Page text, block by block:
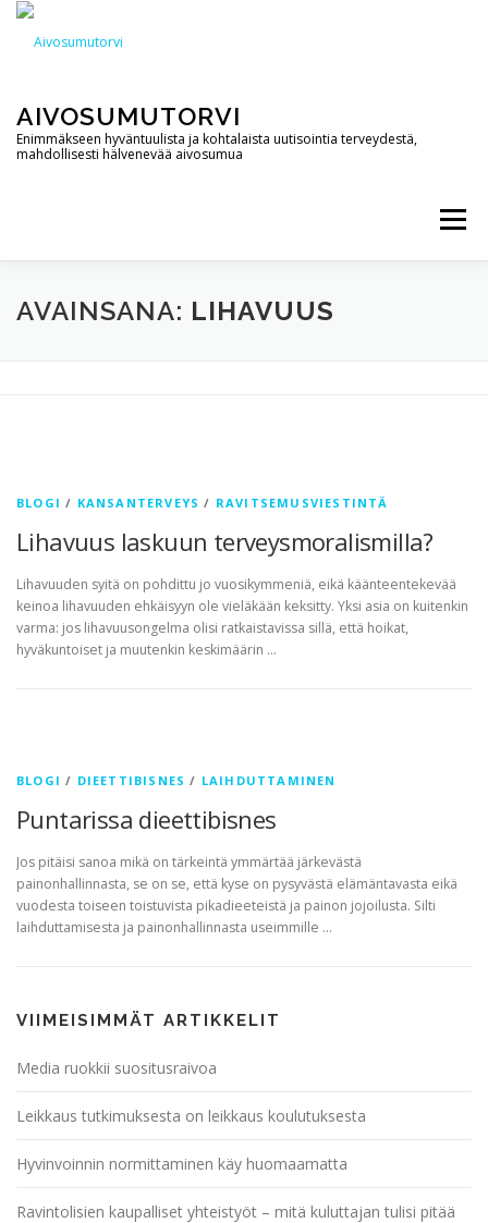
Siirry
AIVOSUMUTORVI
Enimmäkseen hyväntuulista ja kohtalaista uutisointia terveydestä,
mahdollisesti hälvenevää aivosumua
Valikko
AIVOSUMUTORVI PALVELUT YHTEYSTIEDOT
AVAINSANA: LIHAVUUS
BLOGI / KANSANTERVEYS / RAVITSEMUSVIESTINTÄ
Lihavuus laskuun terveysmoralismilla?
Lihavuuden syitä on pohdittu jo vuosikymmeniä, eikä käänteentekevää
keinoa lihavuuden ehkäisyyn ole vieläkään keksitty. Yksi asia on kuitenkin
varma: jos lihavuusongelma olisi ratkaistavissa sillä, että hoikat,
hyväkuntoiset ja muutenkin keskimäärin …
BLOGI / DIEETTIBISNES / LAIHDUTTAMINEN
Puntarissa dieettibisnes
Jos pitäisi sanoa mikä on tärkeintä ymmärtää järkevästä
painonhallinnasta, se on se, että kyse on pysyvästä elämäntavasta eikä
vuodesta toiseen toistuvista pikadieeteistä ja painon jojoilusta. Silti
laihduttamisesta ja painonhallinnasta useimmille …
VIIMEISIMMÄT ARTIKKELIT
Media ruokkii suositusraivoa
Leikkaus tutkimuksesta on leikkaus koulutuksesta
Hyvinvoinnin normittaminen käy huomaamatta
Ravintolisien kaupalliset yhteistyöt – mitä kuluttajan tulisi pitää